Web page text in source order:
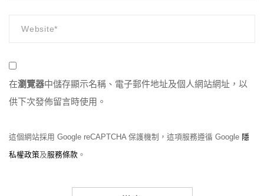
在瀏覽器中儲存顯示名稱、電子郵件地址及個人網站網址，以
供下次發佈留言時使用。
這個網站採用 Google reCAPTCHA 保護機制，這項服務遵循 Google 隱
私權政策及服務條款 。